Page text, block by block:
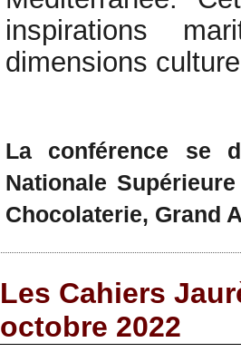
inspirations
dimensions
La conférence se
Nationale
Chocolaterie, Grand
Les Cahiers
octobre 2022